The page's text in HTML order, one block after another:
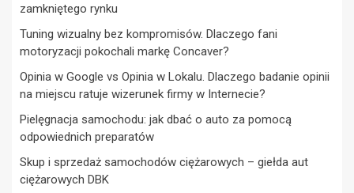
zamkniętego rynku
Tuning wizualny bez kompromisów. Dlaczego fani
motoryzacji pokochali markę Concaver?
Opinia w Google vs Opinia w Lokalu. Dlaczego badanie opinii
na miejscu ratuje wizerunek firmy w Internecie?
Pielęgnacja samochodu: jak dbać o auto za pomocą
odpowiednich preparatów
Skup i sprzedaż samochodów ciężarowych – giełda aut
ciężarowych DBK